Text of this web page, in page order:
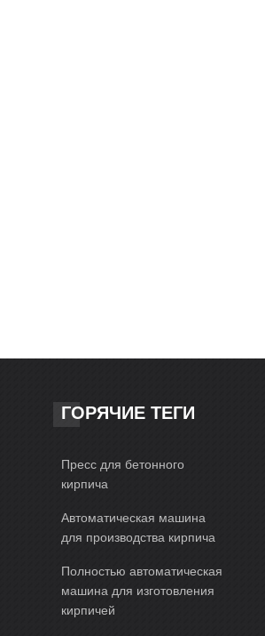
ГОРЯЧИЕ ТЕГИ
Пресс для бетонного
кирпича
Автоматическая машина
для производства кирпича
Полностью автоматическая
машина для изготовления
кирпичей